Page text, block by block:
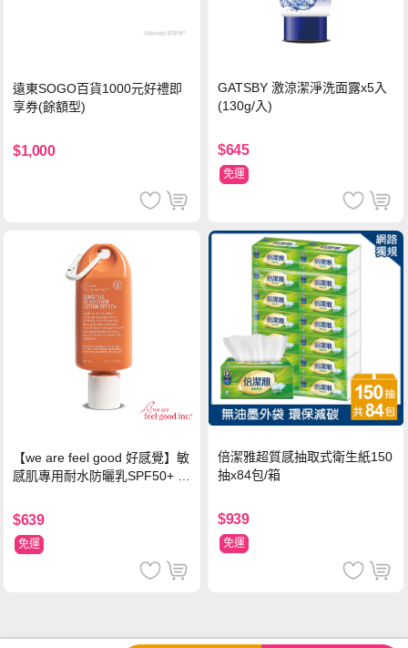
遠東SOGO百貨1000元好禮即
享券(餘額型)
$1,000
GATSBY 激涼潔淨洗面露x5入
(130g/入)
$645
免運
【we are feel good 好感覺】敏
感肌專用耐水防曬乳SPF50+ 7
$639
免運
倍潔雅超質感抽取式衛生紙150
抽x84包/箱
$939
免運